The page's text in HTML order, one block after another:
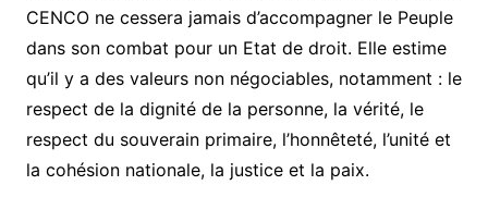
CENCO ne cessera jamais d’accompagner le Peuple
dans son combat pour un Etat de droit. Elle estime
qu’il y a des valeurs non négociables, notamment : le
respect de la dignité de la personne, la vérité, le
respect du souverain primaire, l’honnêteté, l’unité et
la cohésion nationale, la justice et la paix.